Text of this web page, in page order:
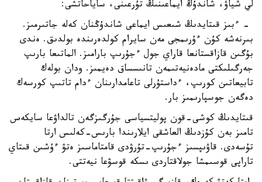
لي شياۋ، شاندۇڭ ايماعىنىڭ تۇرعىنى، ساياحاتشى:
- ءبىز قىتايدىڭ شىعىس ايماعى شاندۇڭنان كەلە جاتىرمىز.
بىرنەشە كۇن ءۇرىمجى مەن سايرام كولدەرىندە بولدىق. ەندى
بۇگىن قازاقستانعا قاراي جول ءجۇرىپ بارامىز. الماتىعا بارىپ
جەرگىلىكتى مادەنيەتىمەن تانىسساق دەيمىز. ودان بولەك
تابيعاتىن كورىپ، ءداستۇرلى تاعامدارىنان ءدام تاتىپ كورسەك
دەگەن جوسپارىمىز بار.
قىتايدىڭ كوشى-قون پوليتسياسى جۇرگىزگەن تالداۋعا سايكەس
تامىز بەن كۇزدىڭ العاشقى ايلارىندا بارىس-كەلىس ارتا
تۇسەدى. قاۋىپسىز ءجۇرىپ-تۇرۋدى قامتاماسىز ەتۋ ءۇشىن قىتاي
تاراپى قوسىمشا جولاقتاردى ىسكە قوسۋعا نيەتتى.